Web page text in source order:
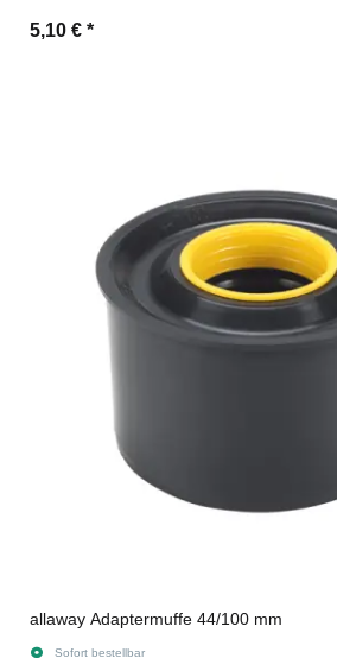
5,10 € *
allaway Adaptermuffe 44/100 mm
Sofort bestellbar